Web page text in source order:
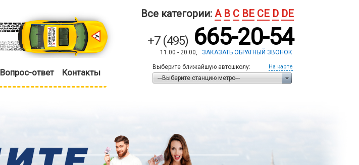
Все категории: A B C BE CE D DE
+7 (495) 665-20-54
11.00 - 20.00, ЗАКАЗАТЬ ОБРАТНЫЙ ЗВОНОК
Вопрос-ответ Контакты
На карте
Выберите ближайшую автошколу:
---Выберите станцию метро---